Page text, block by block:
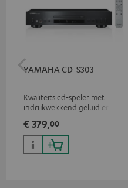
YAMAHA CD-S303
Kwaliteits cd-speler met
indrukwekkend geluid en
€ 379,00